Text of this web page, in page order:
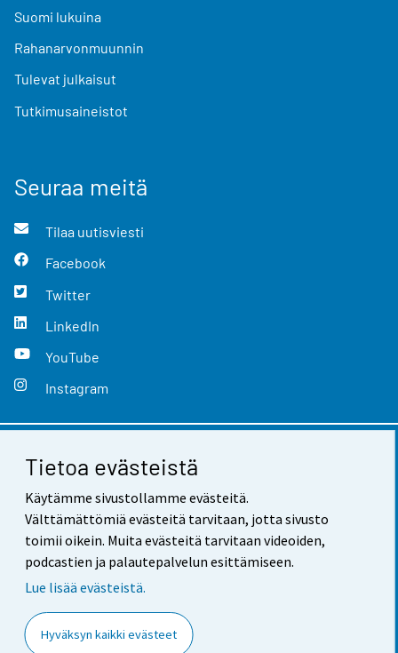
Tietoa evästeistä
Käytämme sivustollamme evästeitä.
Välttämättömiä evästeitä tarvitaan, jotta sivusto
toimii oikein. Muita evästeitä tarvitaan videoiden,
podcastien ja palautepalvelun esittämiseen.
Lue lisää evästeistä.
Hyväksyn kaikki evästeet
Suomi lukuina
Rahanarvonmuunnin
Tulevat julkaisut
Tutkimusaineistot
Seuraa meitä
Tilaa uutisviesti
Facebook
Twitter
LinkedIn
YouTube
Instagram
Yhteystiedot
Palaute
Käyttöehdot
Tietosuoja
Tietoa sivustosta